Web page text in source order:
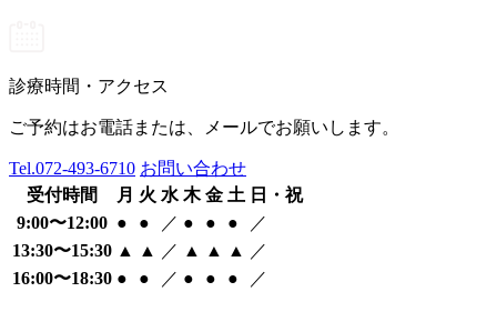
診療時間・アクセス
ご予約はお電話または、メールでお願いします。
Tel.072-493-6710 お問い合わせ
受付時間
月 火 水 木 金 土 日・祝
9:00〜12:00 ● ● ／ ● ● ●
／
13:30〜15:30 ▲ ▲ ／ ▲ ▲ ▲
／
16:00〜18:30 ● ● ／ ● ● ● ／